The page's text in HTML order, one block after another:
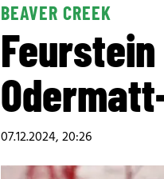
BEAVER CREEK
07.12.2024, 20:26